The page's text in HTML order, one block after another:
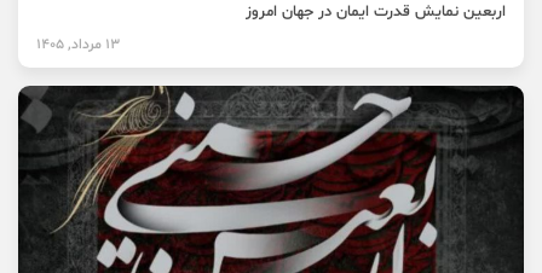
اربعین نمایش قدرت ایمان در جهان امروز
13 مرداد, 1405